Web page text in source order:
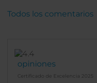
opiniones
Certificado de Excelencia 2025
Todos los comentarios